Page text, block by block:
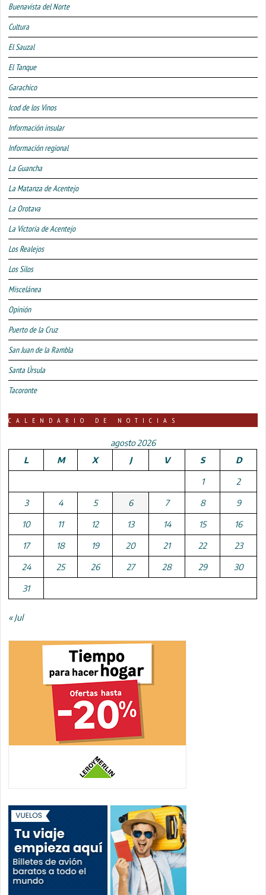
Buenavista del Norte
Cultura
El Sauzal
El Tanque
Garachico
Icod de los Vinos
Información insular
Información regional
La Guancha
La Matanza de Acentejo
La Orotava
La Victoria de Acentejo
Los Realejos
Los Silos
Miscelánea
Opinión
Puerto de la Cruz
San Juan de la Rambla
Santa Úrsula
Tacoronte
CALENDARIO DE NOTICIAS
agosto 2026
L
M X J V S D
1 2
3 4 5 6 7 8 9
10 11 12 13 14 15 16
17 18 19 20 21 22 23
24 25 26 27 28 29 30
31
« Jul